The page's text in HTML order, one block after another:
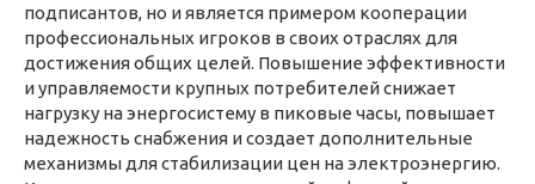
подписантов, но и является примером кооперации
профессиональных игроков в своих отраслях для
достижения общих целей. Повышение эффективности
и управляемости крупных потребителей снижает
нагрузку на энергосистему в пиковые часы, повышает
надежность снабжения и создает дополнительные
механизмы для стабилизации цен на электроэнергию.